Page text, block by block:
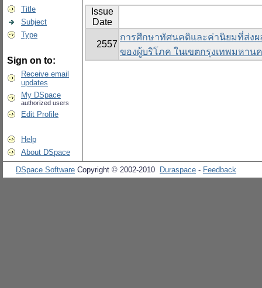
Title
Subject
Type
Sign on to:
Receive email
updates
My DSpace
authorized users
Edit Profile
Help
About DSpace
Issue
Date
2557
การศึกษาทัศนคติและค่านิยมที่ส่ง
ของผู้บริโภค ในเขตกรุงเทพมหาน
DSpace Software Copyright © 2002-2010 Duraspace - Feedback